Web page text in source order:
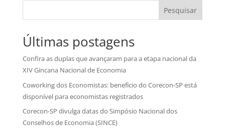
Pesquisar
Últimas postagens
Confira as duplas que avançaram para a etapa nacional da
XIV Gincana Nacional de Economia
Coworking dos Economistas: benefício do Corecon-SP está
disponível para economistas registrados
Corecon-SP divulga datas do Simpósio Nacional dos
Conselhos de Economia (SINCE)